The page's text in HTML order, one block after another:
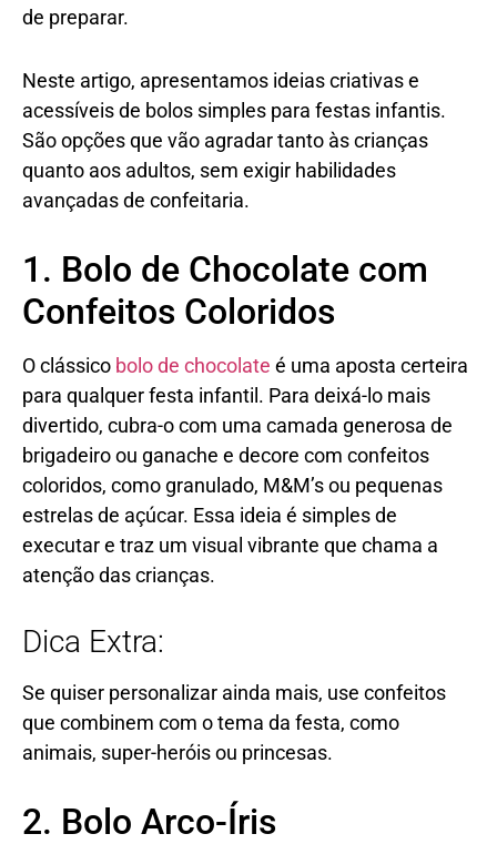
de preparar.
Neste artigo, apresentamos ideias criativas e
acessíveis de bolos simples para festas infantis.
São opções que vão agradar tanto às crianças
quanto aos adultos, sem exigir habilidades
avançadas de confeitaria.
1. Bolo de Chocolate com
Confeitos Coloridos
O clássico bolo de chocolate é uma aposta certeira
para qualquer festa infantil. Para deixá-lo mais
divertido, cubra-o com uma camada generosa de
brigadeiro ou ganache e decore com confeitos
coloridos, como granulado, M&M’s ou pequenas
estrelas de açúcar. Essa ideia é simples de
executar e traz um visual vibrante que chama a
atenção das crianças.
Dica Extra:
Se quiser personalizar ainda mais, use confeitos
que combinem com o tema da festa, como
animais, super-heróis ou princesas.
2. Bolo Arco-Íris